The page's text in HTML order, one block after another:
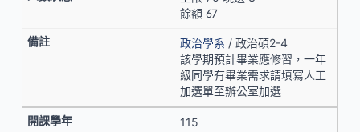
餘額 67
政治學系 / 政治碩2-4
該學期預計畢業應修習，一年
級同學有畢業需求請填寫人工
加選單至辦公室加選
115